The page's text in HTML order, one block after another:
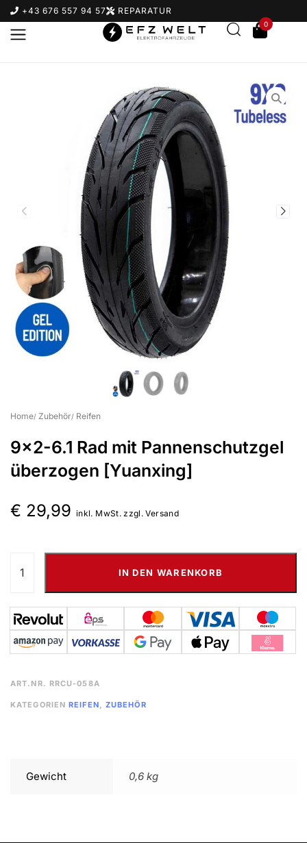
+43 676 557 94 57 REPARATUR
Suchbegriff eingeben & Enter klicken
0
Home Zubehör Reifen
9×2-6.1 Rad mit Pannenschutzgel
überzogen [Yuanxing]
€ 29,99 inkl. MwSt. zzgl. Versand
IN DEN WARENKORB
ART.NR. RRCU-058A
KATEGORIEN REIFEN, ZUBEHÖR
Gewicht 0,6 kg